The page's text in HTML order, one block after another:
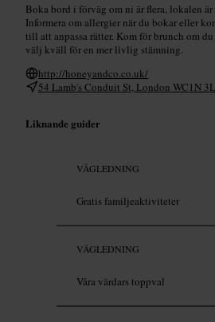
Boka bord i förväg om ni är flera, lokalen
Informera om allergier när du bokar eller
till att anpassa rätter. Kom för brunch om
välj kväll för en mer livlig stämning.
http://honeyandco.co.uk/
54 Lamb's Conduit St, London WC1N
Liknande guider
VÄGLEDNING
Gratis familjeaktiviteter
VÄGLEDNING
Våra värdars toppval